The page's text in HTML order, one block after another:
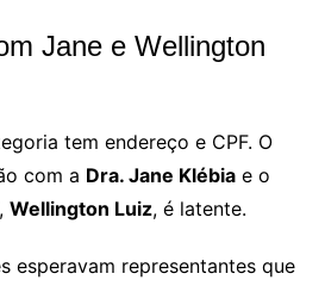
Jane e Wellington
tem endereço e CPF. O
com a Dra. Jane Klébiae o
Wellington Luiz, é latente.
esperavam representantes que